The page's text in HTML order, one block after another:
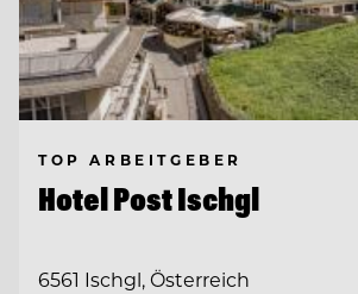
TOP ARBEITGEBER
Hotel Post Ischgl
6561 Ischgl, Österreich